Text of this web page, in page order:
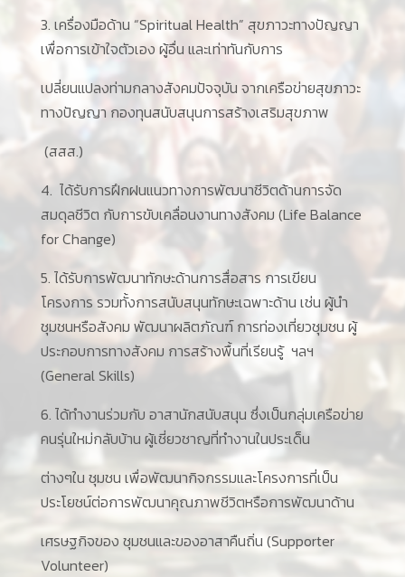
3. เครื่องมือด้าน “Spiritual Health” สุขภาวะทางปัญญา
เพื่อการเข้าใจตัวเอง ผู้อื่น และเท่าทันกับการ
เปลี่ยนแปลงท่ามกลางสังคมปัจจุบัน จากเครือข่ายสุขภาวะ
ทางปัญญา กองทุนสนับสนุนการสร้างเสริมสุขภาพ
(สสส.)
4. ได้รับการฝึกฝนแนวทางการพัฒนาชีวิตด้านการจัด
สมดุลชีวิต กับการขับเคลื่อนงานทางสังคม (Life Balance
for Change)
5. ได้รับการพัฒนาทักษะด้านการสื่อสาร การเขียน
โครงการ รวมทั้งการสนับสนุนทักษะเฉพาะด้าน เช่น ผู้นำ
ชุมชนหรือสังคม พัฒนาผลิตภัณฑ์ การท่องเที่ยวชุมชน ผู้
ประกอบการทางสังคม การสร้างพื้นที่เรียนรู้ ฯลฯ
(General Skills)
6. ได้ทํางานร่วมกับ อาสานักสนับสนุน ซึ่งเป็นกลุ่มเครือข่าย
คนรุ่นใหม่กลับบ้าน ผู้เชี่ยวชาญที่ทํางานในประเด็น
ต่างๆใน ชุมชน เพื่อพัฒนากิจกรรมและโครงการที่เป็น
ประโยชน์ต่อการพัฒนาคุณภาพชีวิตหรือการพัฒนาด้าน
เศรษฐกิจของ ชุมชนและของอาสาคืนถิ่น (Supporter
Volunteer)